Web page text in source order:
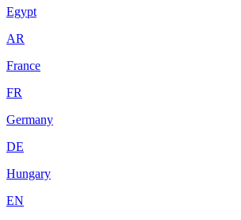
Egypt
AR
France
FR
Germany
DE
Hungary
EN